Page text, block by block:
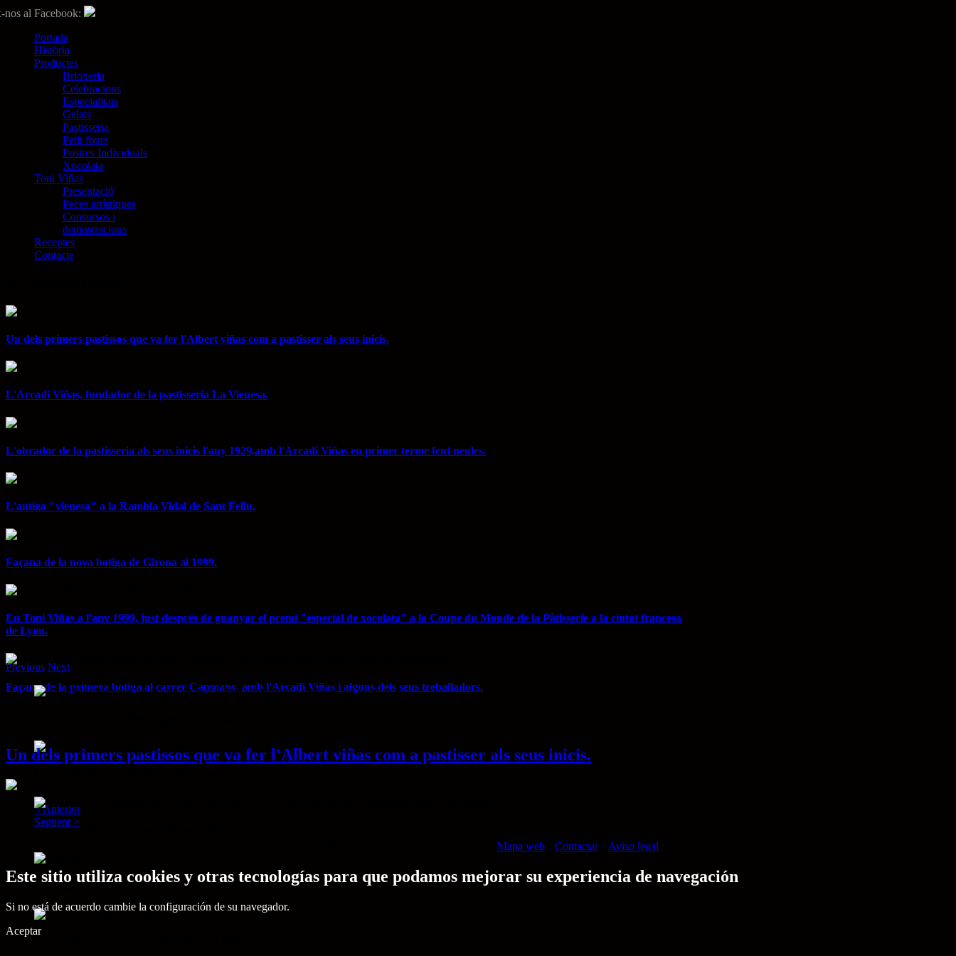
nos al Facebook:
Portada
Història
Productes
Brioxeria
Celebracions
Especialitats
Gelats
Pastisseria
Petit fours
Postres Individuals
Xocolata
Toni Viñas
Presentació
Peces artístiques
Consursos i
demostracions
Receptes
Contacte
Un dels primers pastissos que va fer l'Albert viñas com a pastisser als seus inicis.
L'Arcadi Viñas, fundador de la pastisseria La Vienesa.
L'obrador de la pastisseria als seus inicis l'any 1929,amb l'Arcadi Viñas en primer terme fent neules.
L'antiga "vienesa" a la Rambla Vidal de Sant Feliu.
Façana de la nova botiga de Girona al 1999.
En Toni Viñas a l'any 1999, just després de guanyar el premi "especial de xocolata" a la Coupe du Monde de la Pâtisserie a la ciutat francesa
de Lyon.
Façana de la primera botiga al carrer Capmany, amb l'Arcadi Viñas i alguns dels seus treballadors.
Previous Next
L'obrador de la pastisseria als seus inicis...
L'antiga "vienesa" a la Rambla Vidal de Sant...
Un dels primers pastissos que va fer l'Albert viñas com a pastisser als seus inicis.
< Anterior
Següent >
Mapa web Contactar] [ Aviso legal
Este sitio utiliza cookies y otras tecnologías para que podamos mejorar su experiencia de navegación
Si no está de acuerdo cambie la configuración de su navegador.
Aceptar